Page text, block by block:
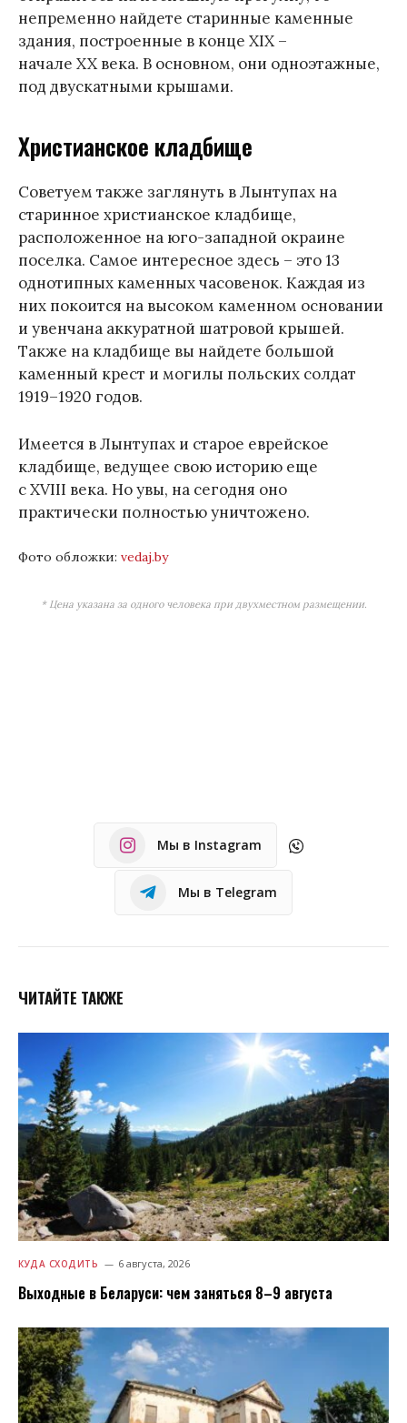
непременно найдете старинные каменные
здания, построенные в конце XIX –
начале XX века. В основном, они одноэтажные,
под двускатными крышами.
Христианское кладбище
Советуем также заглянуть в Лынтупах на
старинное христианское кладбище,
расположенное на юго-западной окраине
поселка. Самое интересное здесь – это 13
однотипных каменных часовенок. Каждая из
них покоится на высоком каменном основании
и увенчана аккуратной шатровой крышей.
Также на кладбище вы найдете большой
каменный крест и могилы польских солдат
1919–1920 годов.
Имеется в Лынтупах и старое еврейское
кладбище, ведущее свою историю еще
с XVIII века. Но увы, на сегодня оно
практически полностью уничтожено.
Фото обложки: vedaj.by
* Цена указана за одного человека при двухместном размещении.
Мы в Instagram
Мы в Telegram
ЧИТАЙТЕ ТАКЖЕ
КУДА СХОДИТЬ 6 августа, 2026
Выходные в Беларуси: чем заняться 8–9 августа